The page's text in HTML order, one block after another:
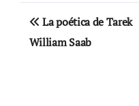
Navegación
de
La poética de Tarek
William Saab